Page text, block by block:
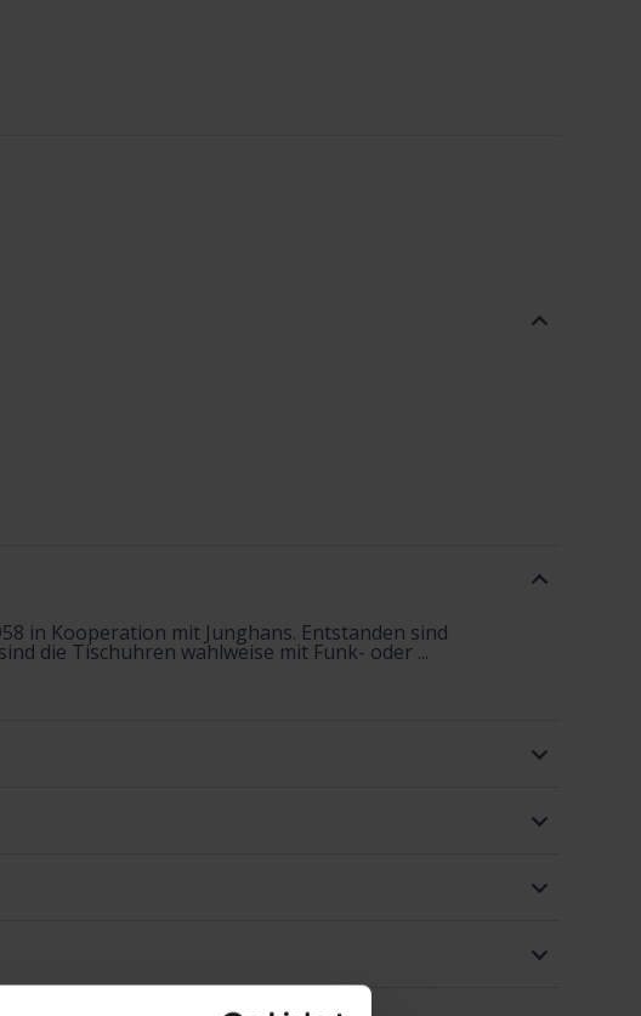
in Kooperation mit Junghans. Entstanden sind
die Tischuhren wahlweise mit Funk- oder ...